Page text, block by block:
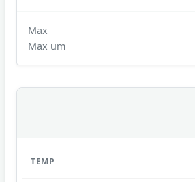
Max
Max um